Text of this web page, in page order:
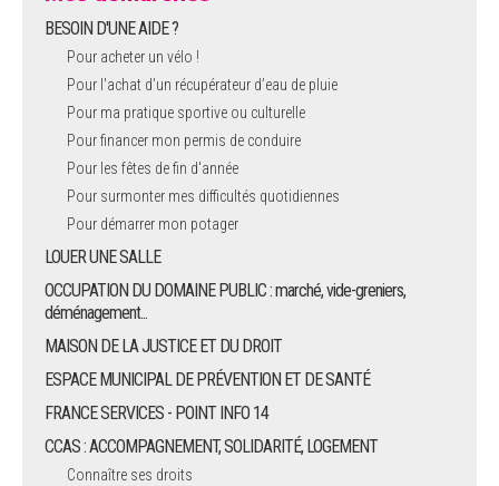
BESOIN D'UNE AIDE ?
Pour acheter un vélo !
Pour l'achat d’un récupérateur d’eau de pluie
Pour ma pratique sportive ou culturelle
Pour financer mon permis de conduire
Pour les fêtes de fin d'année
Pour surmonter mes difficultés quotidiennes
Pour démarrer mon potager
LOUER UNE SALLE
OCCUPATION DU DOMAINE PUBLIC : marché, vide-greniers,
déménagement...
MAISON DE LA JUSTICE ET DU DROIT
ESPACE MUNICIPAL DE PRÉVENTION ET DE SANTÉ
FRANCE SERVICES - POINT INFO 14
CCAS : ACCOMPAGNEMENT, SOLIDARITÉ, LOGEMENT
Connaître ses droits